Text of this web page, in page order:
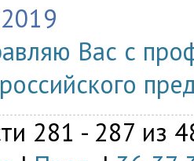
Вас с
281 - 287 из